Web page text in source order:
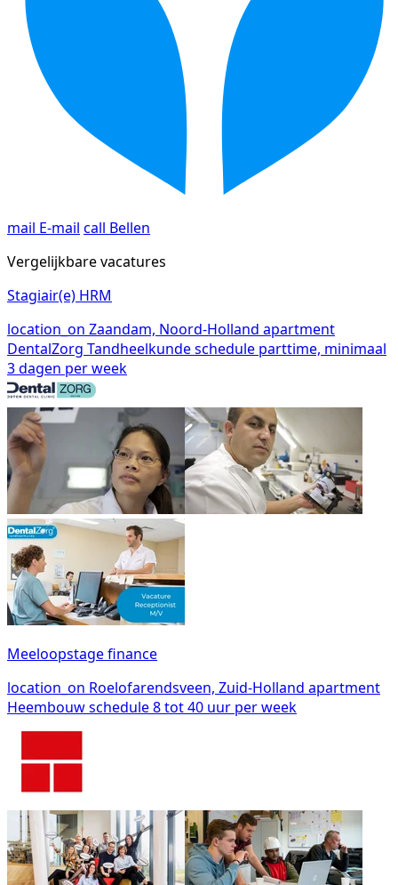
mail E-mail call Bellen
Vergelijkbare vacatures
Stagiair(e) HRM
location_on Zaandam, Noord-Holland apartment
DentalZorg Tandheelkundeschedule parttime, minimaal
3 dagen per week
Meeloopstage finance
location_on Roelofarendsveen, Zuid-Holland apartment
Heembouwschedule8 tot 40 uur per week